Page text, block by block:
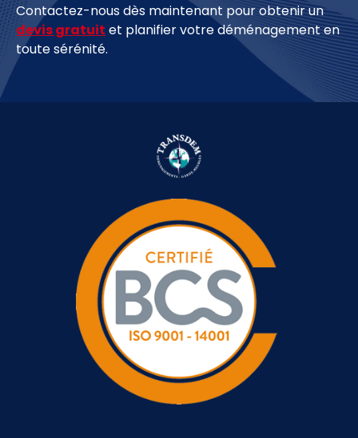
Contactez-nous dès maintenant pour obtenir un
devis gratuit et planifier votre déménagement en
toute sérénité.